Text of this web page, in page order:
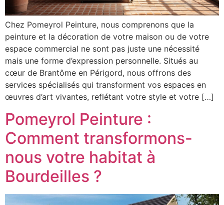
Chez Pomeyrol Peinture, nous comprenons que la
peinture et la décoration de votre maison ou de votre
espace commercial ne sont pas juste une nécessité
mais une forme d’expression personnelle. Situés au
cœur de Brantôme en Périgord, nous offrons des
services spécialisés qui transforment vos espaces en
œuvres d’art vivantes, reflétant votre style et votre […]
Pomeyrol Peinture :
Comment transformons-
nous votre habitat à
Bourdeilles ?